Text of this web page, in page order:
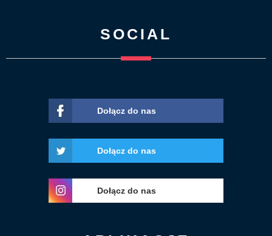
SOCIAL
Dołącz do nas
Dołącz do nas
Dołącz do nas